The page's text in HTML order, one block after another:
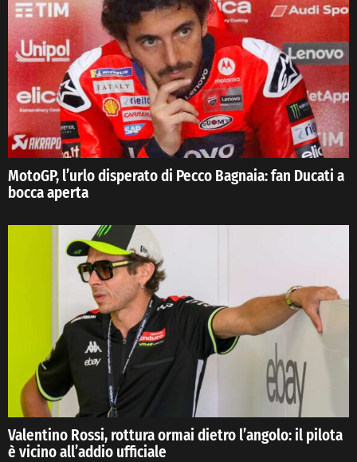
MotoGP, l’urlo disperato di Pecco Bagnaia: fan Ducati a
bocca aperta
Valentino Rossi, rottura ormai dietro l’angolo: il pilota
è vicino all’addio ufficiale